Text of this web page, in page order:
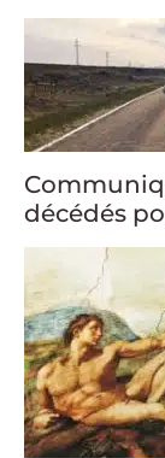
décédés